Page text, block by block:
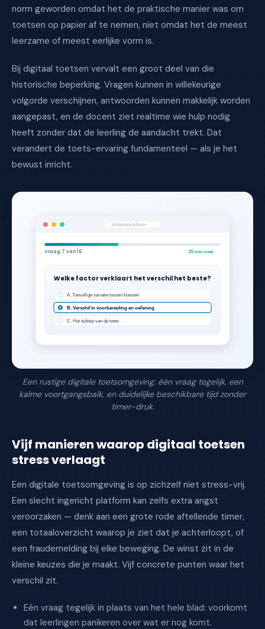
norm geworden omdat het de praktische manier was om
toetsen op papier af te nemen, niet omdat het de meest
leerzame of meest eerlijke vorm is.
Bij digitaal toetsen vervalt een groot deel van die
historische beperking. Vragen kunnen in willekeurige
volgorde verschijnen, antwoorden kunnen makkelijk worden
aangepast, en de docent ziet realtime wie hulp nodig
heeft zonder dat de leerling de aandacht trekt. Dat
verandert de toets-ervaring fundamenteel — als je het
bewust inricht.
testwisely.nl/toets
Vraag 7 van 16 25 min over
Welke factor verklaart het verschil het beste?
A. Toevallige variatie tussen klassen
B. Verschil in voorbereiding en oefening
C. Het tijdstip van de toets
Een rustige digitale toetsomgeving: één vraag tegelijk, een
kalme voortgangsbalk, en duidelijke beschikbare tijd zonder
timer-druk.
Vijf manieren waarop digitaal toetsen
stress verlaagt
Een digitale toetsomgeving is op zichzelf niet stress-vrij.
Een slecht ingericht platform kan zelfs extra angst
veroorzaken — denk aan een grote rode aftellende timer,
een totaaloverzicht waarop je ziet dat je achterloopt, of
een fraudemelding bij elke beweging. De winst zit in de
kleine keuzes die je maakt. Vijf concrete punten waar het
verschil zit.
Eén vraag tegelijk in plaats van het hele blad: voorkomt
dat leerlingen panikeren over wat er nog komt.